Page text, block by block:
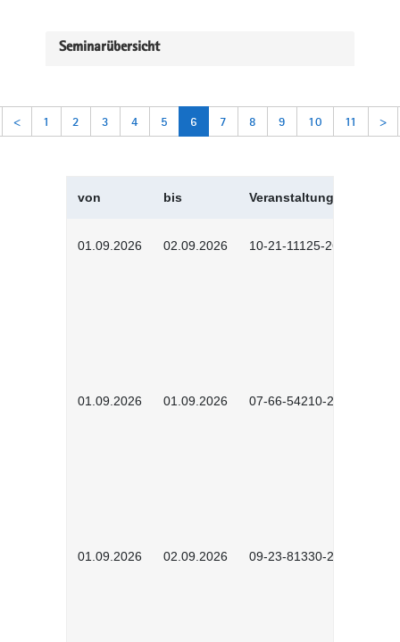
Seminarübersicht
< 1 2 3 4 5 6 7 8 9 10 11 >
von bis Veranstaltungskürzel
01.09.2026 02.09.2026 10-21-11125-2602
01.09.2026 01.09.2026 07-66-54210-2601
01.09.2026 02.09.2026 09-23-81330-2602